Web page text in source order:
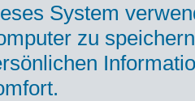
System
zu